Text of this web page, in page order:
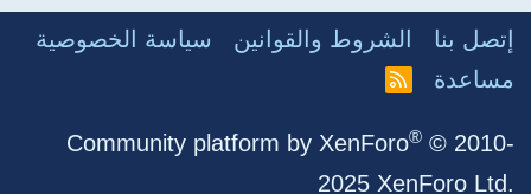
إتصل بنا الشروط والقوانين
سياسة الخصوصية
مساعدة
R
Community platform by XenForo® © 2010-
2025 XenForo Ltd.